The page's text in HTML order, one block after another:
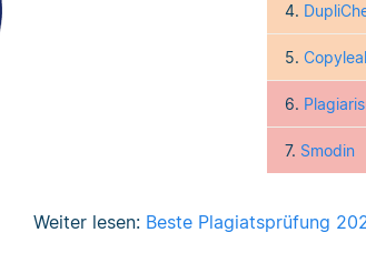
4.
5.
6.
7. Smodin
Weiter lesen: Beste Plagiatsprüfung